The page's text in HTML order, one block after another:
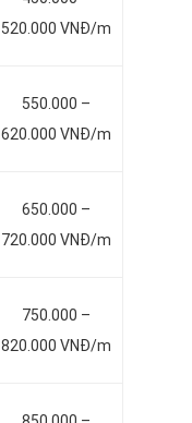
520.000 VNĐ/m
550.000 –
620.000 VNĐ/m
650.000 –
720.000 VNĐ/m
750.000 –
820.000 VNĐ/m